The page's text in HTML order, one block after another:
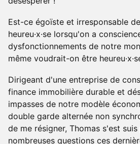
Est-ce égoïste et irresponsable
heureu·x·se lorsqu'on a
dysfonctionnements de notre
même voudrait-on être
Dirigeant d'une entreprise de
finance immobilière durable et
impasses de notre modèle
double garde alternée non
de me résigner, Thomas s'est
nombreuses questions ces